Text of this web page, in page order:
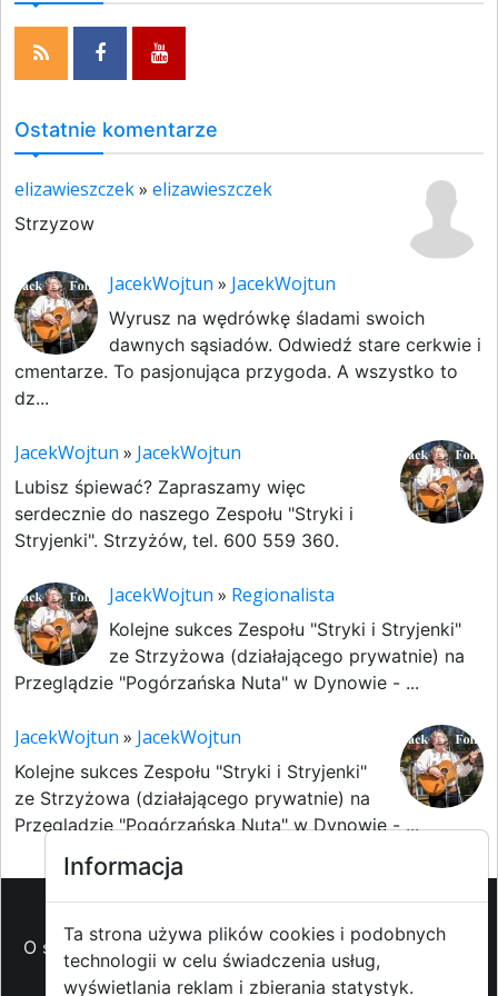
Ostatnie komentarze
elizawieszczek» elizawieszczek
Strzyzow
JacekWojtun » JacekWojtun
Wyrusz na wędrówkę śladami swoich
dawnych sąsiadów. Odwiedź stare cerkwie i
cmentarze. To pasjonująca przygoda. A wszystko to
dz...
JacekWojtun » JacekWojtun
Lubisz śpiewać? Zapraszamy więc
serdecznie do naszego Zespołu "Stryki i
Stryjenki". Strzyżów, tel. 600 559 360.
JacekWojtun » Regionalista
Kolejne sukces Zespołu "Stryki i Stryjenki"
ze Strzyżowa (działającego prywatnie) na
Przeglądzie "Pogórzańska Nuta" w Dynowie - ...
JacekWojtun » JacekWojtun
Kolejne sukces Zespołu "Stryki i Stryjenki"
ze Strzyżowa (działającego prywatnie) na
Przeglądzie "Pogórzańska Nuta" w Dynowie - ...
O strzyzowiak.pl-Reklama-Pomoc (FAQ)-Patronat
medialny - Prawa autorskie- Redakcja i
Informacja
Ta strona używa plików cookies i podobnych
technologii w celu świadczenia usług,
wyświetlania reklam i zbierania statystyk.